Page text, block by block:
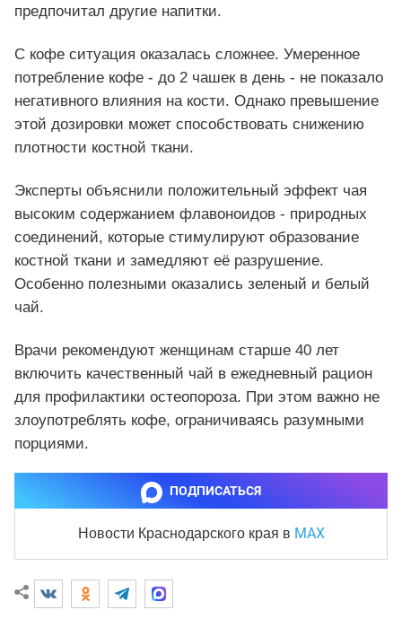
предпочитал другие напитки.
С кофе ситуация оказалась сложнее. Умеренное
потребление кофе - до 2 чашек в день - не показало
негативного влияния на кости. Однако превышение
этой дозировки может способствовать снижению
плотности костной ткани.
Эксперты объяснили положительный эффект чая
высоким содержанием флавоноидов - природных
соединений, которые стимулируют образование
костной ткани и замедляют её разрушение.
Особенно полезными оказались зеленый и белый
чай.
Врачи рекомендуют женщинам старше 40 лет
включить качественный чай в ежедневный рацион
для профилактики остеопороза. При этом важно не
злоупотреблять кофе, ограничиваясь разумными
порциями.
ПОДПИСАТЬСЯ
Новости Краснодарского края в MAX